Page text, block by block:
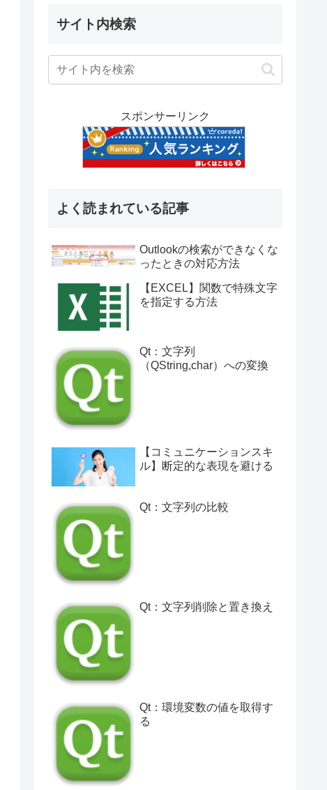
サイト内検索
スポンサーリンク
よく読まれている記事
Outlookの検索ができなくな
ったときの対応方法
【EXCEL】関数で特殊文字
を指定する方法
Qt：文字列
（QString,char）への変換
【コミュニケーションスキ
ル】断定的な表現を避ける
Qt：文字列の比較
Qt：文字列削除と置き換え
Qt：環境変数の値を取得す
る